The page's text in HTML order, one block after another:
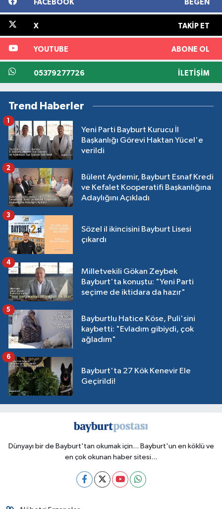
FACEBOOK BEĞEN
X TAKIP ET
YOUTUBE ABONE OL
05379277726 İLETIŞIM
Trend Haberler
Yeni Parti Bayburt Kurucu İl
Başkanlığı Görevi Haktan Yücel'e
verildi
1
Bülent Aydemir, Bayburt Esnaf Kredi
ve Kefalet Kooperatifi Başkanlığına
Adaylığını Açıkladı
2
Sözel il ikincisini Bayburt Lisesi
çıkardı
3
Milletvekili Gökan Zeybek
Bayburt'ta konuştu: "Yeni Parti
seçime de iktidara da hazır"
4
Bayburtlu Hatice Köse, Puli'sini
kaybetti: "Evladım gibiydi, çok
ağladım"
5
Bayburt'ta 27 Kök Kenevir Ele
Geçirildi!
6
Dünyayı bir de Bayburt'tan okumak için... Bayburt'un en köklü ve
en çok okunan haber sitesi...